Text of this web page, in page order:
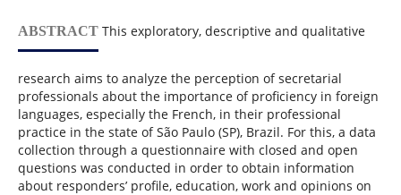
ABSTRACTThis exploratory, descriptive and qualitative
research aims to analyze the perception of secretarial
professionals about the importance of proficiency in foreign
languages, especially the French, in their professional
practice in the state of São Paulo (SP), Brazil. For this, a data
collection through a questionnaire with closed and open
questions was conducted in order to obtain information
about responders’ profile, education, work and opinions on